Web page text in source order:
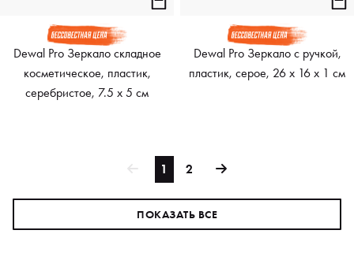
Dewal Pro Зеркало складное
косметическое, пластик,
серебристое, 7.5 х 5 см
Dewal Pro Зеркало с ручкой,
пластик, серое, 26 x 16 x 1 см
1 2
ПОКАЗАТЬ ВСЕ